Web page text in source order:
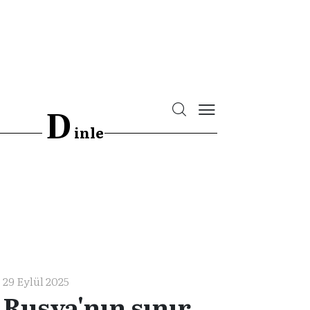
D inle
29 Eylül 2025